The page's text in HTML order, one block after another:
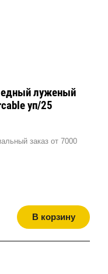
луженый
уп/25
заказ от 7000
В корзину